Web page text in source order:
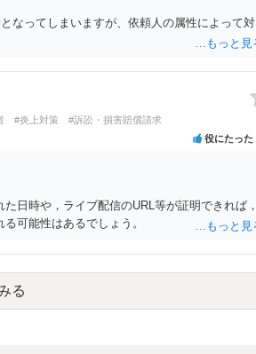
なってしまいますが、依頼人の属性によって対
#炎上対策 #訴訟・損害賠償請求
役にたった
日時や，ライブ配信のURL等が証明できれば，
可能性はあるでしょう。
る